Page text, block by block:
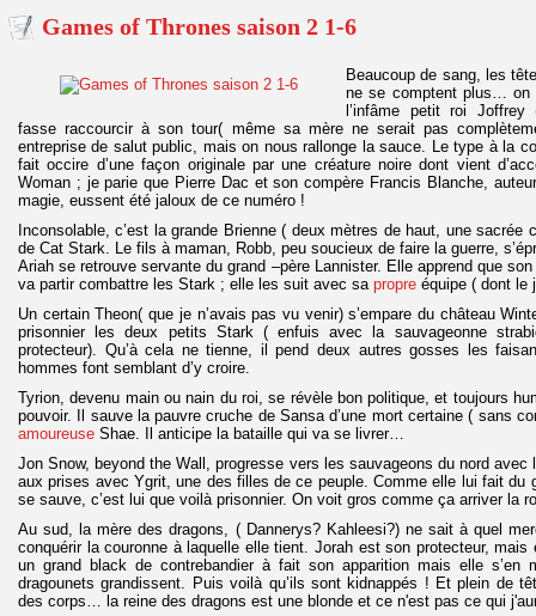
Games of Thrones saison 2 1-6
Beaucoup de sang, les
ne se comptent plus… on
l’infâme petit roi
fasse raccourcir à son tour( même sa mère ne serait pas
entreprise de salut public, mais on nous rallonge la sauce. Le type à la
fait occire d’une façon originale par une créature noire dont vient
Woman ; je parie que Pierre Dac et son compère Francis Blanche,
magie, eussent été jaloux de ce numéro !
Inconsolable, c’est la grande Brienne ( deux mètres de haut, une sacrée
de Cat Stark. Le fils à maman, Robb, peu soucieux de faire la guerre,
Ariah se retrouve servante du grand –père Lannister. Elle apprend que
va partir combattre les Stark ; elle les suit avec sapropre équipe ( dont le
Un certain Theon( que je n’avais pas vu venir) s’empare du château
prisonnier les deux petits Stark ( enfuis avec la sauvageonne
protecteur). Qu’à cela ne tienne, il pend deux autres gosses les
hommes font semblant d’y croire.
Tyrion, devenu main ou nain du roi, se révèle bon politique, et toujours
pouvoir. Il sauve la pauvre cruche de Sansa d’une mort certaine ( sans
amoureuse Shae. Il anticipe la bataille qui va se livrer…
Jon Snow, beyond the Wall, progresse vers les sauvageons du nord avec
aux prises avec Ygrit, une des filles de ce peuple. Comme elle lui fait du
se sauve, c’est lui que voilà prisonnier. On voit gros comme ça arriver la
Au sud, la mère des dragons, ( Dannerys? Kahleesi?) ne sait à quel
conquérir la couronne à laquelle elle tient. Jorah est son protecteur,
un grand black de contrebandier à fait son apparition mais elle s’en
dragounets grandissent. Puis voilà qu’ils sont kidnappés ! Et plein de
des corps… la reine des dragons est une blonde et ce n'est pas ce qui